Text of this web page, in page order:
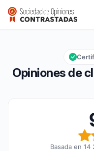
Zoanthus.fr
Calificación global: 9,7 de
9,7/10
Opiniones de
Basada en